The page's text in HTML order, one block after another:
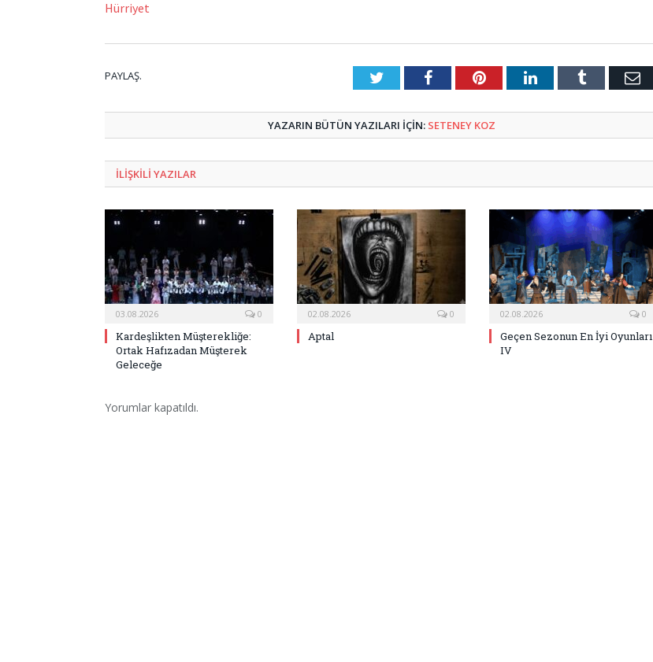
Hürriyet
PAYLAŞ. TwitterFacebookPinterestLinkedInTumblr E-
YAZARIN BÜTÜN YAZILARI IÇIN: SETENEY KOZ
ILIŞKILI YAZILAR
03.08.2026 0
Kardeşlikten Müşterekliğe:
Ortak Hafızadan Müşterek
Geleceğe
02.08.2026 0
Aptal
02.08.2026 0
Geçen Sezonun En İyi Oyunları
IV
Yorumlar kapatıldı.